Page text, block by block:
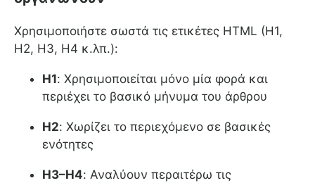
Χρησιμοποιήστε σωστά τις ετικέτες HTML (H1,
H2, H3, H4 κ.λπ.):
H1: Χρησιμοποιείται μόνο μία φορά και
περιέχει το βασικό μήνυμα του άρθρου
H2: Χωρίζει το περιεχόμενο σε βασικές
ενότητες
H3–H4: Αναλύουν περαιτέρω τις